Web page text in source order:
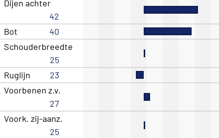
Dijen achter
42
Bot
40
Schouderbreedte
25
Ruglijn
23
Voorbenen z.v.
27
Voork. zij-aanz.
25